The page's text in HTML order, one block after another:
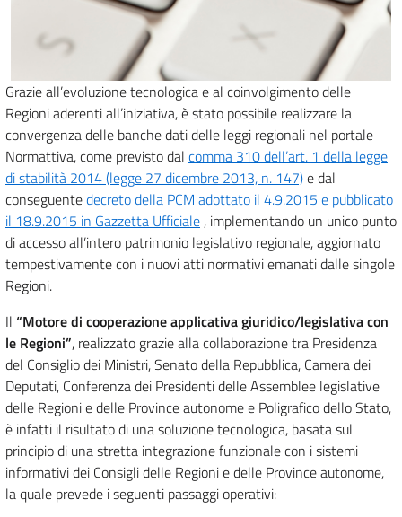
Grazie all’evoluzione tecnologica e al coinvolgimento delle
Regioni aderenti all’iniziativa, è stato possibile realizzare la
convergenza delle banche dati delle leggi regionali nel portale
Normattiva, come previsto dal comma 310 dell’art. 1 della legge
di stabilità 2014 (legge 27 dicembre 2013, n. 147)e dal
conseguentedecreto della PCM adottato il 4.9.2015 e pubblicato
il 18.9.2015 in Gazzetta Ufficiale , implementando un unico punto
di accesso all’intero patrimonio legislativo regionale, aggiornato
tempestivamente con i nuovi atti normativi emanati dalle singole
Regioni.
Il “Motore di cooperazione applicativa giuridico/legislativa con
le Regioni”, realizzato grazie alla collaborazione tra Presidenza
del Consiglio dei Ministri, Senato della Repubblica, Camera dei
Deputati, Conferenza dei Presidenti delle Assemblee legislative
delle Regioni e delle Province autonome e Poligrafico dello Stato,
è infatti il risultato di una soluzione tecnologica, basata sul
principio di una stretta integrazione funzionale con i sistemi
informativi dei Consigli delle Regioni e delle Province autonome,
la quale prevede i seguenti passaggi operativi: